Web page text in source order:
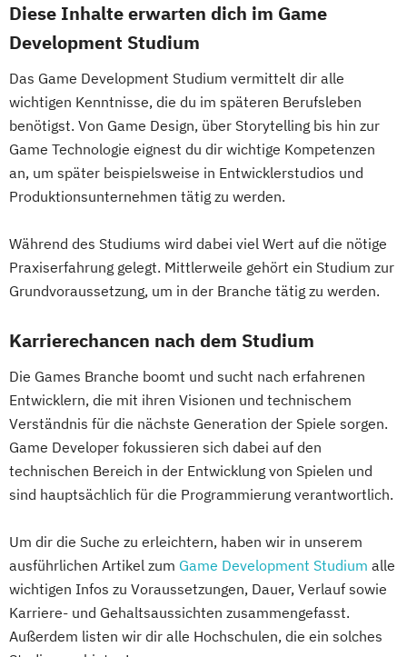
Diese Inhalte erwarten dich im Game
Development Studium
Das Game Development Studium vermittelt dir alle
wichtigen Kenntnisse, die du im späteren Berufsleben
benötigst. Von Game Design, über Storytelling bis hin zur
Game Technologie eignest du dir wichtige Kompetenzen
an, um später beispielsweise in Entwicklerstudios und
Produktionsunternehmen tätig zu werden.
Während des Studiums wird dabei viel Wert auf die nötige
Praxiserfahrung gelegt. Mittlerweile gehört ein Studium zur
Grundvoraussetzung, um in der Branche tätig zu werden.
Karrierechancen nach dem Studium
Die Games Branche boomt und sucht nach erfahrenen
Entwicklern, die mit ihren Visionen und technischem
Verständnis für die nächste Generation der Spiele sorgen.
Game Developer fokussieren sich dabei auf den
technischen Bereich in der Entwicklung von Spielen und
sind hauptsächlich für die Programmierung verantwortlich.
Um dir die Suche zu erleichtern, haben wir in unserem
ausführlichen Artikel zum Game Development Studium alle
wichtigen Infos zu Voraussetzungen, Dauer, Verlauf sowie
Karriere- und Gehaltsaussichten zusammengefasst.
Außerdem listen wir dir alle Hochschulen, die ein solches